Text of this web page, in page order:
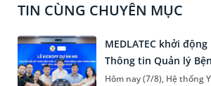
TIN CÙNG CHUYÊN MỤC
MEDLATEC khởi
Thông tin Quản lý
Hôm nay (7/8), Hệ thống